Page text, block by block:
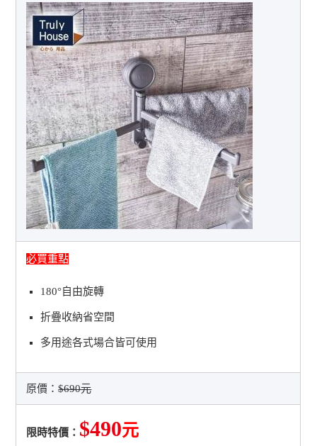
必買重點
180°自由旋轉
折疊收納省空間
多用途各式場合皆可使用
原價：$690元
限時特價： $490元